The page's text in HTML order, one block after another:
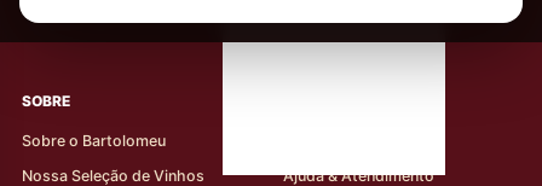
Mais de 80.000 clientes apaixonados por nossos
rótulos
SOBRE
Sobre o Bartolomeu
Nossa Seleção de Vinhos
Ajuda & Atendimento